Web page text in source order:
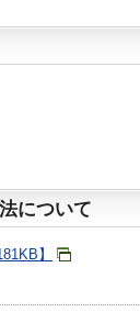
について
】